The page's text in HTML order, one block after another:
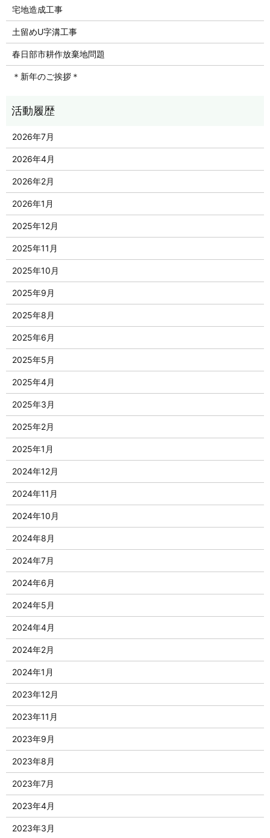
宅地造成工事
土留めU字溝工事
春日部市耕作放棄地問題
＊新年のご挨拶＊
2026年7月
2026年4月
2026年2月
2026年1月
2025年12月
2025年11月
2025年10月
2025年9月
2025年8月
2025年6月
2025年5月
2025年4月
2025年3月
2025年2月
2025年1月
2024年12月
2024年11月
2024年10月
2024年8月
2024年7月
2024年6月
2024年5月
2024年4月
2024年2月
2024年1月
2023年12月
2023年11月
2023年9月
2023年8月
2023年7月
2023年4月
2023年3月